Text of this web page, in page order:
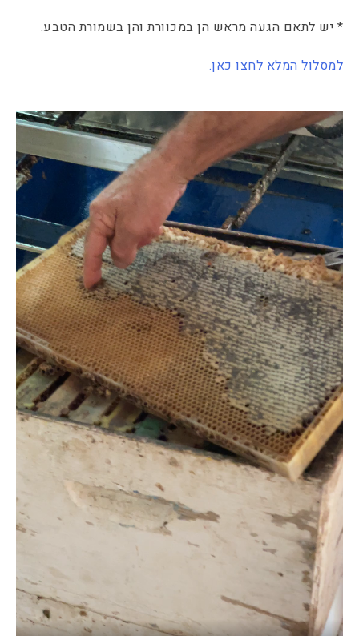
* יש לתאם הגעה מראש הן במכוורת והן בשמורת הטבע.
למסלול המלא לחצו כאן.